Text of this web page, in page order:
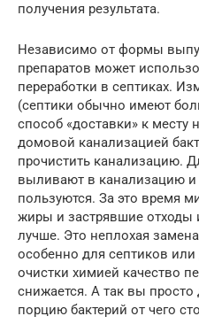
получения результата.
Независимо от формы
препаратов может
переработки в септиках.
(септики обычно имеют
способ «доставки» к месту
домовой канализацией
прочистить канализацию.
выливают в канализацию
пользуются. За это время
жиры и застрявшие отходы
лучше. Это неплохая
особенно для септиков
очистки химией качество
снижается. А так вы
порцию бактерий от чего